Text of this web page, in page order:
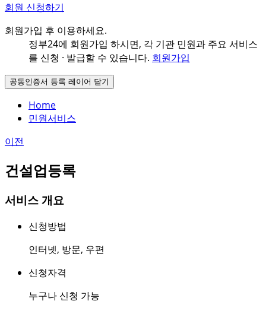
회원 신청하기
회원가입 후 이용하세요.
정부24에 회원가입 하시면, 각 기관 민원과 주요 서비스
를 신청 · 발급할 수 있습니다. 회원가입
공동인증서 등록 레이어 닫기
Home
민원서비스
이전
건설업등록
서비스 개요
신청방법
인터넷, 방문, 우편
신청자격
누구나 신청 가능